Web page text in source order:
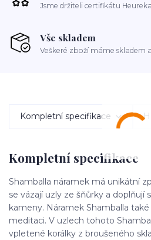
Jsme držiteli certifikátu
Vše skladem
Veškeré zboží máme skladem
Kompletní specifikace
Kompletní specifikace
Shamballa náramek má unikátní
se vázají uzly ze šňůrky a doplňují
kameny. Náramek Shamballa
meditaci. V uzlech tohoto
vpletené korálky z broušeného